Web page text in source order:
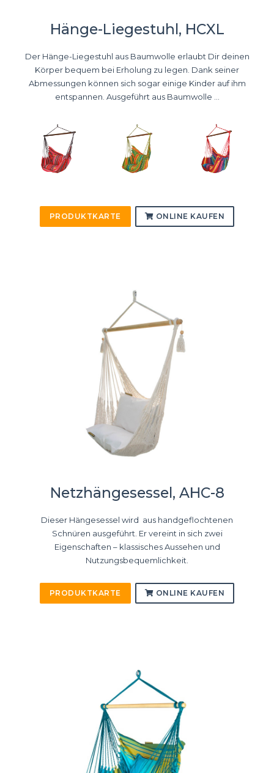
Hänge-Liegestuhl, HCXL
Der Hänge-Liegestuhl aus Baumwolle erlaubt Dir deinen
Körper bequem bei Erholung zu legen. Dank seiner
Abmessungen können sich sogar einige Kinder auf ihm
entspannen. Ausgeführt aus Baumwolle ...
PRODUKTKARTE ONLINE KAUFEN
Netzhängesessel, AHC-8
Dieser Hängesessel wird aus handgeflochtenen
Schnüren ausgeführt. Er vereint in sich zwei
Eigenschaften – klassisches Aussehen und
Nutzungsbequemlichkeit.
PRODUKTKARTE ONLINE KAUFEN